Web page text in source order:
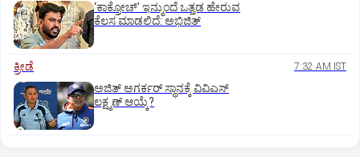
‘ಕಾಕ್ರೋಚ್’ ಇನ್ಮುಂದೆ ಒತ್ತಡ ಹೇರುವ
ಕೆಲಸ ಮಾಡಲಿದೆ: ಅಭಿಜಿತ್
ಕ್ರೀಡೆ 7:32 AM IST
ಅಜಿತ್‌ ಅಗರ್ಕರ್‌ ಸ್ಥಾನಕ್ಕೆ ವಿವಿಎಸ್‌
ಲಕ್ಷ್ಮಣ್‌ ಆಯ್ಕೆ?